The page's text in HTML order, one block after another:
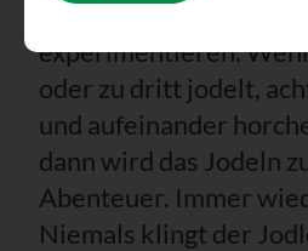
experimentieren.
oder zu dritt jodelt,
und aufeinander
dann wird das Jodeln
Abenteuer. Immer
Niemals klingt der